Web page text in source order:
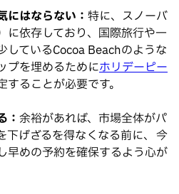
にはならない： 特に、スノーバ
に依存しており、国際旅行や一
しているCocoa Beachのような
プを埋めるためにホリデーピー
することが必要です。
： 余裕があれば、市場全体がパ
げざるを得なくなる前に、 今
早めの予約を確保するよう心が